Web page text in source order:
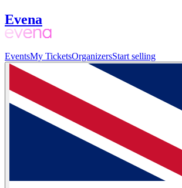
Evena
EventsMy TicketsOrganizersStart selling